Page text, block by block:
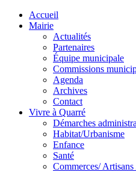
Accueil
Mairie
Actualités
Partenaires
Équipe municipale
Commissions
Agenda
Archives
Contact
Vivre à Quarré
Démarches
Habitat/Urbanisme
Enfance
Santé
Commerces/